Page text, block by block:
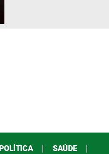
POLÍTICA SAÚDE